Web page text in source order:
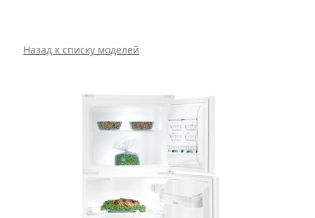
Назад к списку моделей